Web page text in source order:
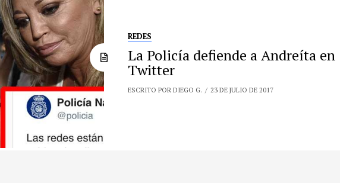
REDES
La Policía defiende a Andreíta en
Twitter
ESCRITO POR DIEGO G. 23 DE JULIO DE 2017